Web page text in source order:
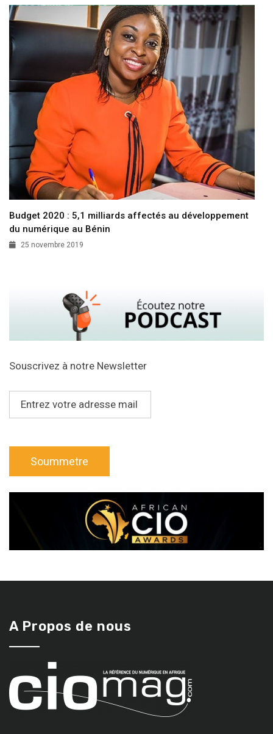
Budget 2020 : 5,1 milliards affectés au développement
du numérique au Bénin
25 novembre 2019
Souscrivez à notre Newsletter
A Propos de nous